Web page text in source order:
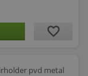
favorite
pvd metal